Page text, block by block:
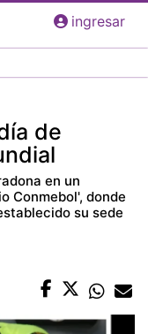
ingresar
de
en un
Conmebol', donde
su sede